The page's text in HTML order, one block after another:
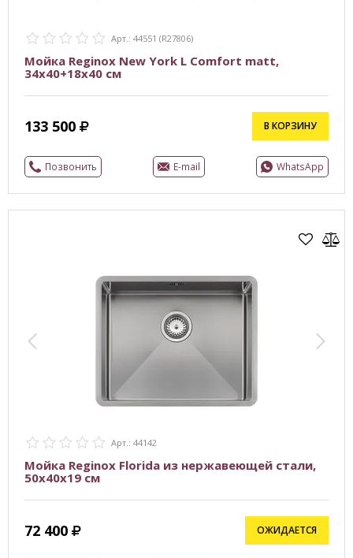
Арт.: 44551 (R27806)
Мойка Reginox New York L Comfort matt,
34x40+18x40 см
133 500 В КОРЗИНУ
Позвонить E-mail WhatsApp
Арт.: 44142
Мойка Reginox Florida из нержавеющей стали,
50x40х19 см
72 400 ОЖИДАЕТСЯ